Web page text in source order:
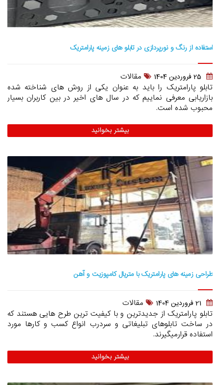
استفاده از رنگ و نورپردازی در تابلو های زمینه پارامتریک
25 فروردين 1404
مقالات
تابلو پارامتریک را باید به عنوان یکی از روش های شناخته شده
بازاریابی معرفی نماییم که در سال های اخیر در بین کاربران بسیار
محبوب شده است.
بیشتر بخوانید
طراحی زمینه های پارامتریک با متریال کامپوزیت و آهن
21 فروردين 1404
مقالات
تابلو پارامتریک از جدیدترین و با کیفیت ترین طرح هایی هستند که
در ساخت تابلوهای تبلیغاتی و سردرب انواع کسب و کارها مورد
استفاده قرارمیگیرند.
بیشتر بخوانید